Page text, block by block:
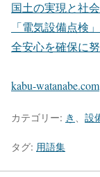
国土の実現と社
「電気設備点検
全安心を確保に
kabu-watanabe.com
カテゴリー: き 設
タグ: 用語集